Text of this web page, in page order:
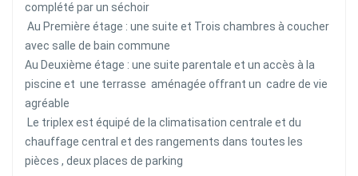
complété par un séchoir
Au Première étage : une suite et Trois chambres à coucher
avec salle de bain commune
Au Deuxième étage : une suite parentale et un accès à la
piscine et une terrasse aménagée offrant un cadre de vie
agréable
Le triplex est équipé de la climatisation centrale et du
chauffage central et des rangements dans toutes les
pièces , deux places de parking